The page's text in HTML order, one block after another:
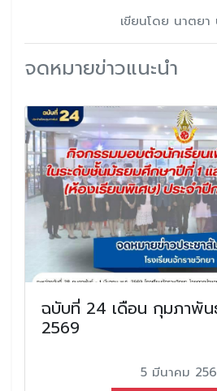
เขียนโดย นาตย
จดหมายข่าวแนะนำ
ฉบับที่ 24 เดือน กุมภาพั
2569
5 มีนาคม